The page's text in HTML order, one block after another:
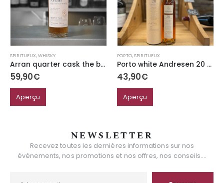
SPIRITUEUX,WHISKY
Arran quarter cask the bothy
59,90€
Aperçu
PORTO,SPIRITUEUX
Porto white Andresen 20 ans
43,90€
Aperçu
NEWSLETTER
Recevez toutes les dernières informations sur nos
événements, nos promotions et nos offres, nos conseils....